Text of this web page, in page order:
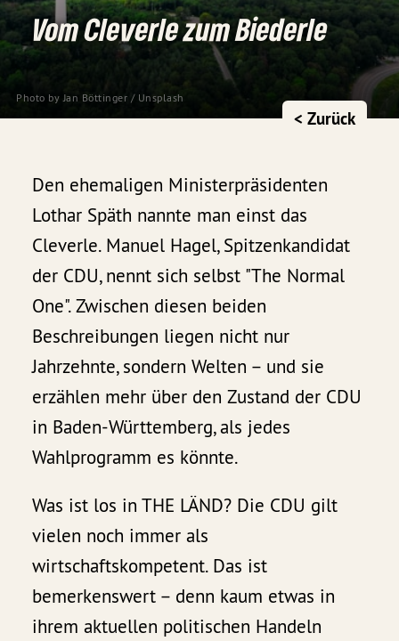
Photo by Jan Böttinger / Unsplash
Vom Cleverle zum Biederle
< Zurück
Den ehemaligen Ministerpräsidenten
Lothar Späth nannte man einst das
Cleverle. Manuel Hagel, Spitzenkandidat
der CDU, nennt sich selbst "The Normal
One". Zwischen diesen beiden
Beschreibungen liegen nicht nur
Jahrzehnte, sondern Welten – und sie
erzählen mehr über den Zustand der CDU
in Baden-Württemberg, als jedes
Wahlprogramm es könnte.
Was ist los in THE LÄND? Die CDU gilt
vielen noch immer als
wirtschaftskompetent. Das ist
bemerkenswert – denn kaum etwas in
ihrem aktuellen politischen Handeln